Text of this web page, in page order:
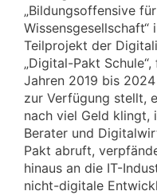
„Bildungsoffensive
Wissensgesellschaft“
Teilprojekt der
„Digital-Pakt
Jahren 2019 bis
zur Verfügung stellt,
nach viel Geld klingt,
Berater und
Pakt abruft,
hinaus an die IT-
nicht-digitale